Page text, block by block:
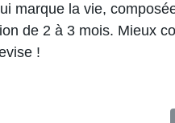
marque la vie,
de 2 à 3 mois. Mieux
!